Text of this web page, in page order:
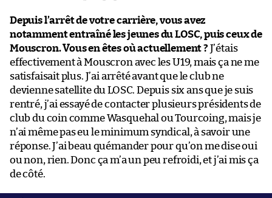
Depuis l’arrêt de votre carrière, vous avez
notamment entraîné les jeunes du LOSC, puis ceux de
Mouscron. Vous en êtes où actuellement ? J’étais
effectivement à Mouscron avec les U19, mais ça ne me
satisfaisait plus. J’ai arrêté avant que le club ne
devienne satellite du LOSC. Depuis six ans que je suis
rentré, j’ai essayé de contacter plusieurs présidents de
club du coin comme Wasquehal ou Tourcoing, mais je
n’ai même pas eu le minimum syndical, à savoir une
réponse. J’ai beau quémander pour qu’on me dise oui
ou non, rien. Donc ça m’a un peu refroidi, et j’ai mis ça
de côté.